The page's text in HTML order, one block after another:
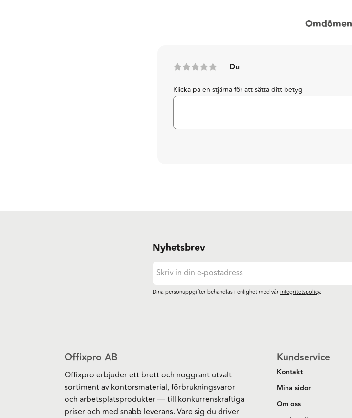
Omdömen
Du
Klicka på en stjärna för att sätta ditt betyg
Nyhetsbrev
Dina personuppgifter behandlas i enlighet med vårintegritetspolicy.
Offixpro AB
Offixpro erbjuder ett brett och noggrant utvalt
sortiment av kontorsmaterial, förbrukningsvaror
och arbetsplatsprodukter — till konkurrenskraftiga
priser och med snabb leverans. Vare sig du driver
Kundservice
Kontakt
Mina sidor
Om oss